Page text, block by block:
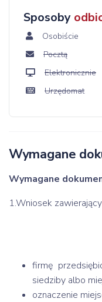
Sposoby
Osobiście
Pocztą
Elektronicznie
Urzędomat
Wymagane
Wymagane
1.Wniosek
firmę
siedziby albo
oznaczenie